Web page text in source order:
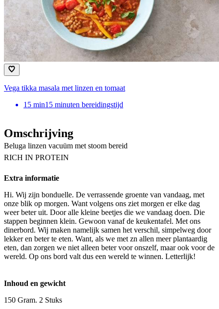
Vega tikka masala met linzen en tomaat
15 min15 minuten bereidingstijd
Omschrijving
Beluga linzen vacuüm met stoom bereid
RICH IN PROTEIN
Extra informatie
Hi. Wij zijn bonduelle. De verrassende groente van vandaag, met
onze blik op morgen. Want volgens ons ziet morgen er elke dag
weer beter uit. Door alle kleine beetjes die we vandaag doen. Die
stappen beginnen klein. Gewoon vanaf de keukentafel. Met ons
dinerbord. Wij maken namelijk samen het verschil, simpelweg door
lekker en beter te eten. Want, als we met zn allen meer plantaardig
eten, dan zorgen we niet alleen beter voor onszelf, maar ook voor de
wereld. Op ons bord valt dus een wereld te winnen. Letterlijk!
Inhoud en gewicht
150 Gram. 2 Stuks